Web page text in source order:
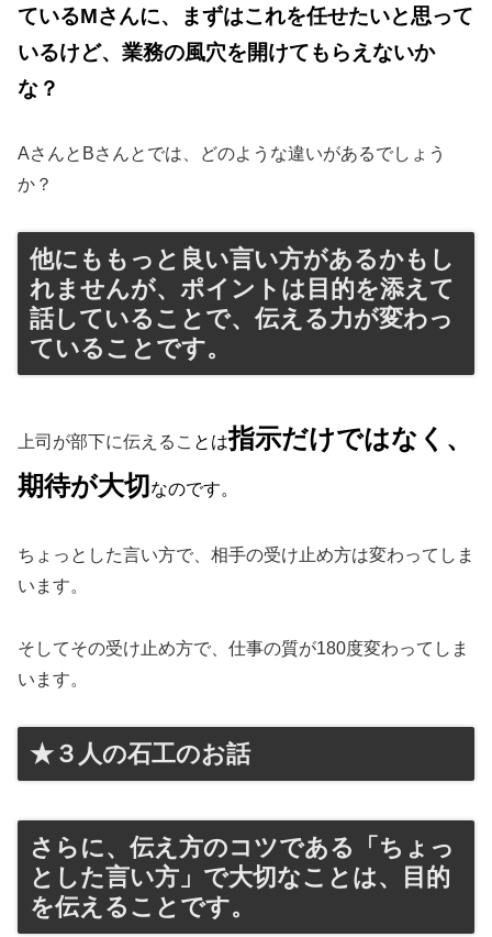
ているMさんに、まずはこれを任せたいと思って
いるけど、業務の風穴を開けてもらえないか
な？
AさんとBさんとでは、どのような違いがあるでしょう
か？
他にももっと良い言い方があるかもし
れませんが、ポイントは目的を添えて
話していることで、伝える力が変わっ
ていることです。
上司が部下に伝えるこ とは指示だけではなく、
期待が大切なのです。
ちょっとした言い方で、相手の受け止め方は変わってしま
います。
そしてその受け止め方で、仕事の質が180度変わってしま
います。
★３人の石工のお話
さらに、伝え方のコツである「ちょっ
とした言い方」で大切なことは、目的
を伝えることです。